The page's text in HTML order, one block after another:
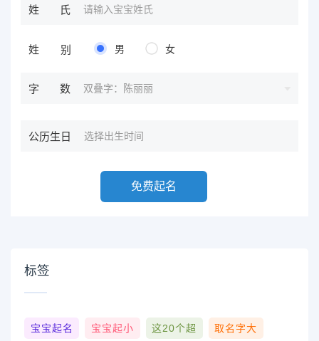
姓氏
姓别 男 女
字数 双叠字：陈丽丽
公历生日
免费起名
标签
宝宝起名 宝宝起小 这20个超 取名字大